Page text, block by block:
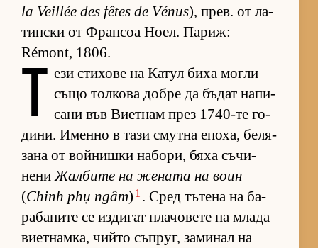
la Veillée des fêtes de Vénus), прев. от ла­
тин­ски от Фран­соа Но­ел. Па­риж:
Rémont, 1806.
Т ези сти­хове на Ка­тул биха могли
също тол­кова добре да бъ­дат на­пи­
сани във Ви­ет­нам през 1740-те го­
ди­ни. Именно в тази смутна епо­ха, бе­ля­
зана от вой­нишки на­бо­ри, бяха съ­чи­
нени Жал­бите на же­ната на воин
(Chinh phụ ngâm) 1 . Сред тъ­тена на ба­
ра­ба­ните се из­ди­гат пла­чо­вете на млада
ви­ет­нам­ка, чийто съп­руг, за­ми­нал на